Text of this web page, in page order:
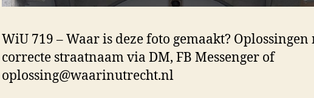
WiU 719 – Waar is deze foto gemaakt? Oplossingen
correcte straatnaam via DM, FB Messenger of
oplossing@waarinutrecht.nl